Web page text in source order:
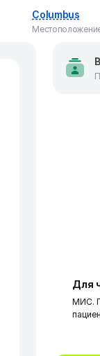
Columbus
Для
МИС.